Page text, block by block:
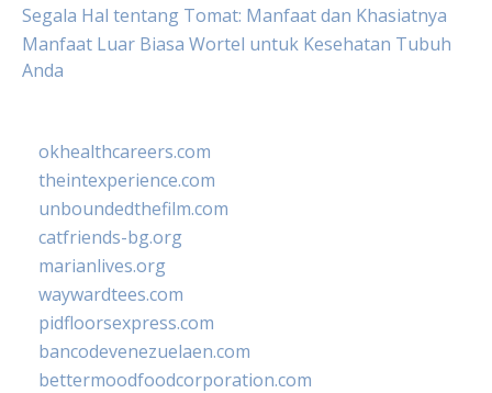
Segala Hal tentang Tomat: Manfaat dan Khasiatnya
Manfaat Luar Biasa Wortel untuk Kesehatan Tubuh
Anda
okhealthcareers.com
theintexperience.com
unboundedthefilm.com
catfriends-bg.org
marianlives.org
waywardtees.com
pidfloorsexpress.com
bancodevenezuelaen.com
bettermoodfoodcorporation.com